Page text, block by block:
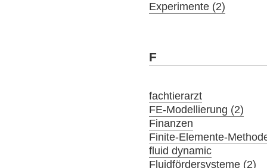
Experimente (2)
F
fachtierarzt
FE-Modellierung (2)
Finanzen
Finite-Elemente-
fluid dynamic
Fluidfördersysteme (2)